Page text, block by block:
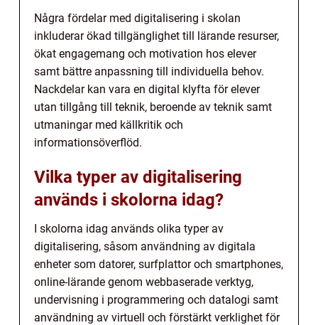
Några fördelar med digitalisering i skolan
inkluderar ökad tillgänglighet till lärande resurser,
ökat engagemang och motivation hos elever
samt bättre anpassning till individuella behov.
Nackdelar kan vara en digital klyfta för elever
utan tillgång till teknik, beroende av teknik samt
utmaningar med källkritik och
informationsöverflöd.
Vilka typer av digitalisering
används i skolorna idag?
I skolorna idag används olika typer av
digitalisering, såsom användning av digitala
enheter som datorer, surfplattor och smartphones,
online-lärande genom webbaserade verktyg,
undervisning i programmering och datalogi samt
användning av virtuell och förstärkt verklighet för